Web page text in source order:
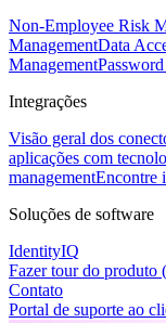
Non-Employee Risk
ManagementData
Management
Integrações
Visão geral dos
aplicações com
managementEncontre
Soluções de software
IdentityIQ
Fazer tour do produto
Contato
Portal de suporte ao